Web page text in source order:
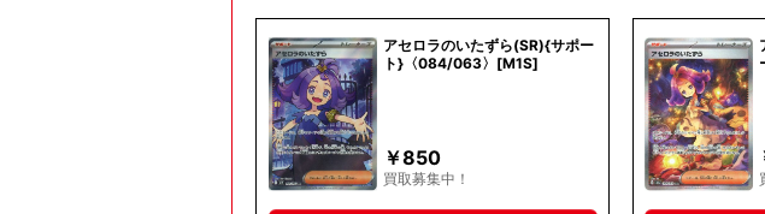
アセロラのいたずら(SR){サポー
ト}〈084/063〉[M1S]
￥850
買取募集中！